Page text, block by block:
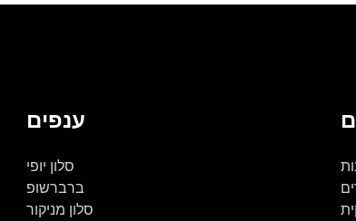
ענפים
סלון יופי
ברברשופ
סלון מניקור